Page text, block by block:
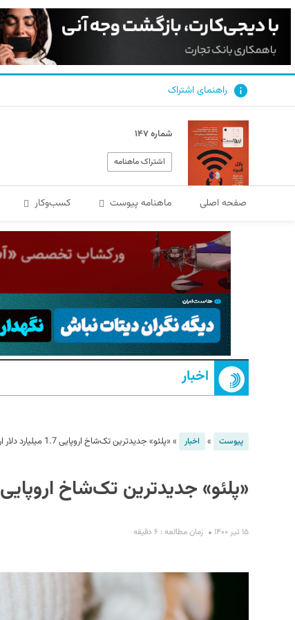
راهنمای اشتراک
شماره ۱۴۷
اشتراک ماهنامه
صفحه اصلی ماهنامه پیوست کسب‌و‌کار
اخبار
پیوست » اخبار »«پلئو» جدیدترین تک‌شاخ اروپایی 1.7 میلیارد دلار ارزشگذاری شد
«پلئو» جدیدترین تک‌شاخ اروپایی 1.7 میلیارد دلار ارزشگذاری شد
۱۵ تیر ۱۴۰۰ زمان مطالعه : ۶ دقیقه